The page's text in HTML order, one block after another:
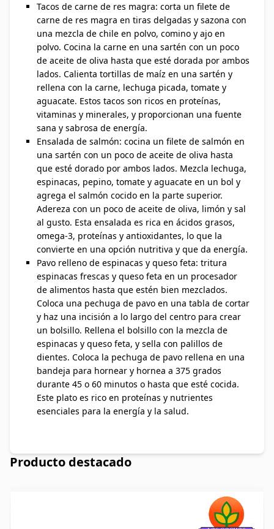
Tacos de carne de res magra: corta un filete de
carne de res magra en tiras delgadas y sazona con
una mezcla de chile en polvo, comino y ajo en
polvo. Cocina la carne en una sartén con un poco
de aceite de oliva hasta que esté dorada por ambos
lados. Calienta tortillas de maíz en una sartén y
rellena con la carne, lechuga picada, tomate y
aguacate. Estos tacos son ricos en proteínas,
vitaminas y minerales, y proporcionan una fuente
sana y sabrosa de energía.
Ensalada de salmón: cocina un filete de salmón en
una sartén con un poco de aceite de oliva hasta
que esté dorado por ambos lados. Mezcla lechuga,
espinacas, pepino, tomate y aguacate en un bol y
agrega el salmón cocido en la parte superior.
Adereza con un poco de aceite de oliva, limón y sal
al gusto. Esta ensalada es rica en ácidos grasos,
omega-3, proteínas y antioxidantes, lo que la
convierte en una opción nutritiva y que da energía.
Pavo relleno de espinacas y queso feta: tritura
espinacas frescas y queso feta en un procesador
de alimentos hasta que estén bien mezclados.
Coloca una pechuga de pavo en una tabla de cortar
y haz una incisión a lo largo del centro para crear
un bolsillo. Rellena el bolsillo con la mezcla de
espinacas y queso feta, y sella con palillos de
dientes. Coloca la pechuga de pavo rellena en una
bandeja para hornear y hornea a 375 grados
durante 45 o 60 minutos o hasta que esté cocida.
Este plato es rico en proteínas y nutrientes
esenciales para la energía y la salud.
Producto destacado